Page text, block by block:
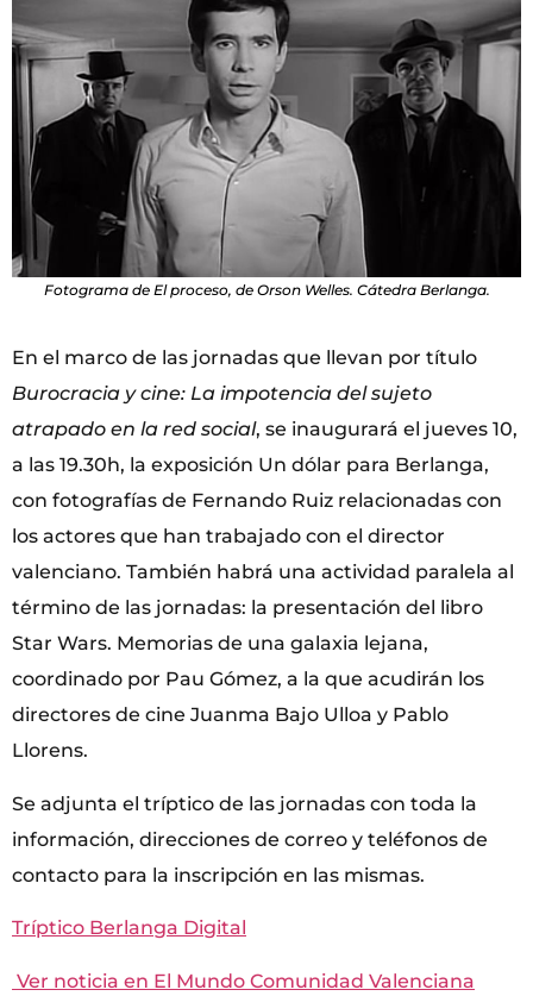
Fotograma de El proceso, de Orson Welles. Cátedra Berlanga.
En el marco de las jornadas que llevan por título
Burocracia y cine: La impotencia del sujeto
atrapado en la red social, se inaugurará el jueves 10,
a las 19.30h, la exposición Un dólar para Berlanga,
con fotografías de Fernando Ruiz relacionadas con
los actores que han trabajado con el director
valenciano. También habrá una actividad paralela al
término de las jornadas: la presentación del libro
Star Wars. Memorias de una galaxia lejana,
coordinado por Pau Gómez, a la que acudirán los
directores de cine Juanma Bajo Ulloa y Pablo
Llorens.
Se adjunta el tríptico de las jornadas con toda la
información, direcciones de correo y teléfonos de
contacto para la inscripción en las mismas.
Tríptico Berlanga Digital
Ver noticia en El Mundo Comunidad Valenciana